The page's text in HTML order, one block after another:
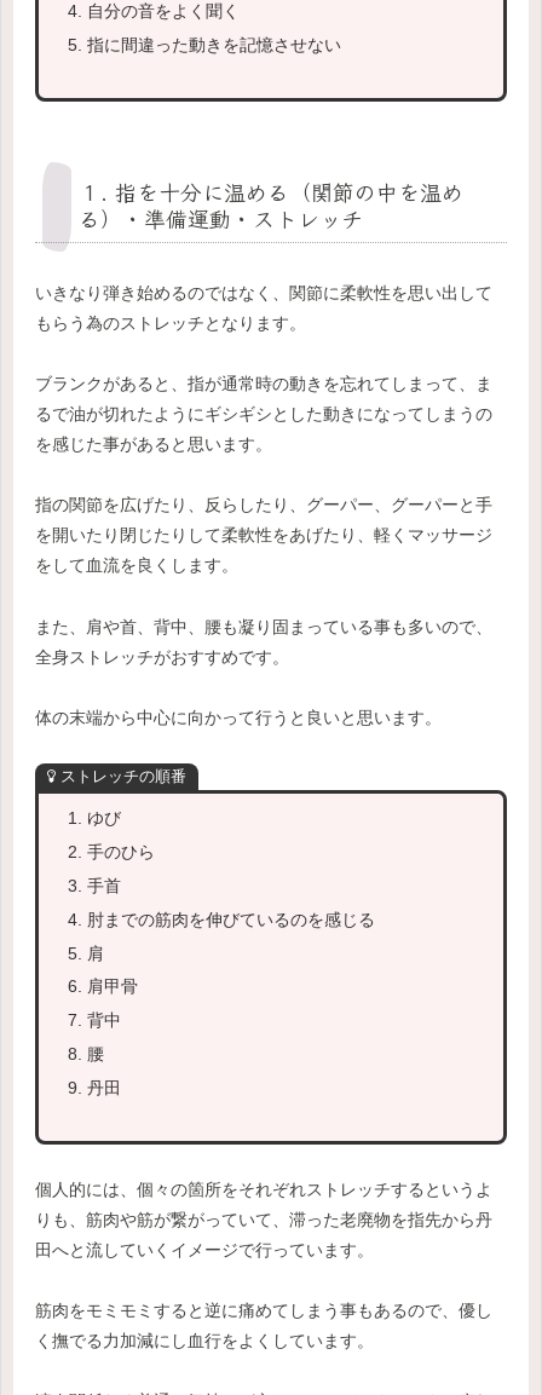
自分の音をよく聞く
指に間違った動きを記憶させない
１. 指を十分に温める（関節の中を温め
る）・準備運動・ストレッチ
いきなり弾き始めるのではなく、関節に柔軟性を思い出して
もらう為のストレッチとなります。
ブランクがあると、指が通常時の動きを忘れてしまって、ま
るで油が切れたようにギシギシとした動きになってしまうの
を感じた事があると思います。
指の関節を広げたり、反らしたり、グーパー、グーパーと手
を開いたり閉じたりして柔軟性をあげたり、軽くマッサージ
をして血流を良くします。
また、肩や首、背中、腰も凝り固まっている事も多いので、
全身ストレッチがおすすめです。
体の末端から中心に向かって行うと良いと思います。
ストレッチの順番
ゆび
手のひら
手首
肘までの筋肉を伸びているのを感じる
肩
肩甲骨
背中
腰
丹田
個人的には、個々の箇所をそれぞれストレッチするというよ
りも、筋肉や筋が繋がっていて、滞った老廃物を指先から丹
田へと流していくイメージで行っています。
筋肉をモミモミすると逆に痛めてしまう事もあるので、優し
く撫でる力加減にし血行をよくしています。